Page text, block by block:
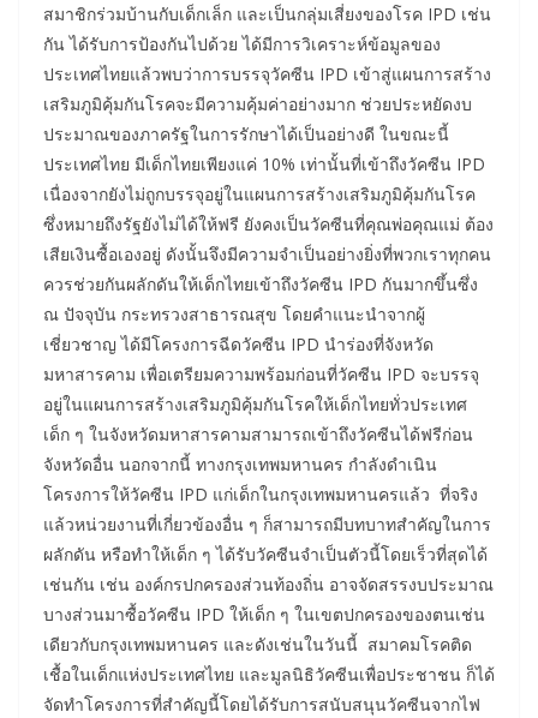
สมาชิกร่วมบ้านกับเด็กเล็ก และเป็นกลุ่มเสี่ยงของโรค IPD เช่น
กัน ได้รับการป้องกันไปด้วย ได้มีการวิเคราะห์ข้อมูลของ
ประเทศไทยแล้วพบว่าการบรรจุวัคซีน IPD เข้าสู่แผนการสร้าง
เสริมภูมิคุ้มกันโรคจะมีความคุ้มค่าอย่างมาก ช่วยประหยัดงบ
ประมาณของภาครัฐในการรักษาได้เป็นอย่างดี ในขณะนี้
ประเทศไทย มีเด็กไทยเพียงแค่ 10% เท่านั้นที่เข้าถึงวัคซีน IPD
เนื่องจากยังไม่ถูกบรรจุอยู่ในแผนการสร้างเสริมภูมิคุ้มกันโรค
ซึ่งหมายถึงรัฐยังไม่ได้ให้ฟรี ยังคงเป็นวัคซีนที่คุณพ่อคุณแม่ ต้อง
เสียเงินซื้อเองอยู่ ดังนั้นจึงมีความจำเป็นอย่างยิ่งที่พวกเราทุกคน
ควรช่วยกันผลักดันให้เด็กไทยเข้าถึงวัคซีน IPD กันมากขึ้นซึ่ง
ณ ปัจจุบัน กระทรวงสาธารณสุข โดยคำแนะนำจากผู้
เชี่ยวชาญ ได้มีโครงการฉีดวัคซีน IPD นำร่องที่จังหวัด
มหาสารคาม เพื่อเตรียมความพร้อมก่อนที่วัคซีน IPD จะบรรจุ
อยู่ในแผนการสร้างเสริมภูมิคุ้มกันโรคให้เด็กไทยทั่วประเทศ
เด็ก ๆ ในจังหวัดมหาสารคามสามารถเข้าถึงวัคซีนได้ฟรีก่อน
จังหวัดอื่น นอกจากนี้ ทางกรุงเทพมหานคร กำลังดำเนิน
โครงการให้วัคซีน IPD แก่เด็กในกรุงเทพมหานครแล้ว ที่จริง
แล้วหน่วยงานที่เกี่ยวข้องอื่น ๆ ก็สามารถมีบทบาทสำคัญในการ
ผลักดัน หรือทำให้เด็ก ๆ ได้รับวัคซีนจำเป็นตัวนี้โดยเร็วที่สุดได้
เช่นกัน เช่น องค์กรปกครองส่วนท้องถิ่น อาจจัดสรรงบประมาณ
บางส่วนมาซื้อวัคซีน IPD ให้เด็ก ๆ ในเขตปกครองของตนเช่น
เดียวกับกรุงเทพมหานคร และดังเช่นในวันนี้ สมาคมโรคติด
เชื้อในเด็กแห่งประเทศไทย และมูลนิธิวัคซีนเพื่อประชาชน ก็ได้
จัดทำโครงการที่สำคัญนี้โดยได้รับการสนับสนุนวัคซีนจากไฟ